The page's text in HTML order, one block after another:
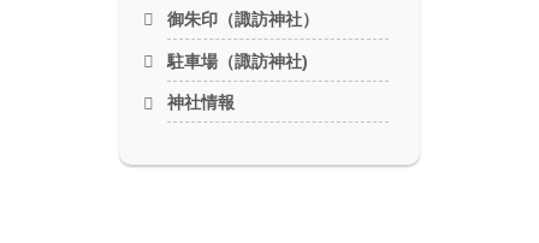
御朱印（諏訪神社）
駐車場（諏訪神社)
神社情報